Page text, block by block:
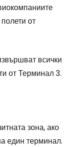
от
всички
от Терминал 3.
зона, ако
един терминал.